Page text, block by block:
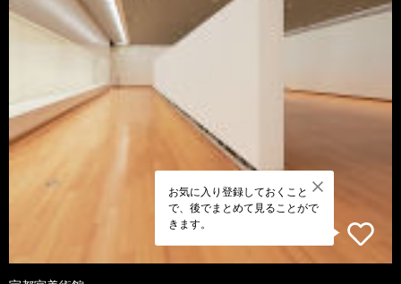
お気に入り登録しておくこと
で、後でまとめて見ることがで
きます。